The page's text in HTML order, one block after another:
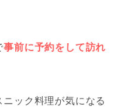
事前に予約をして訪れ
ック料理が気になる